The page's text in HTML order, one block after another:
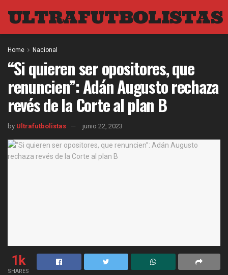
ULTRAFUTBOLISTAS
Home Nacional
“Si quieren ser opositores, que
renuncien”: Adán Augusto rechaza
revés de la Corte al plan B
by Ultrafutbolistas junio 22, 2023
1k
SHARES